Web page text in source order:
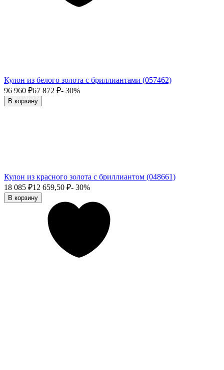
Кулон из белого золота с бриллиантами (057462)
96 960 ₽67 872 ₽- 30%
В корзину
Кулон из красного золота с бриллиантом (048661)
18 085 ₽12 659,50 ₽- 30%
В корзину